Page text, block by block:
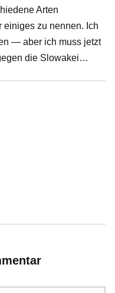
Arten
einiges zu nennen. Ich
— aber ich muss jetzt
die Slowakei…